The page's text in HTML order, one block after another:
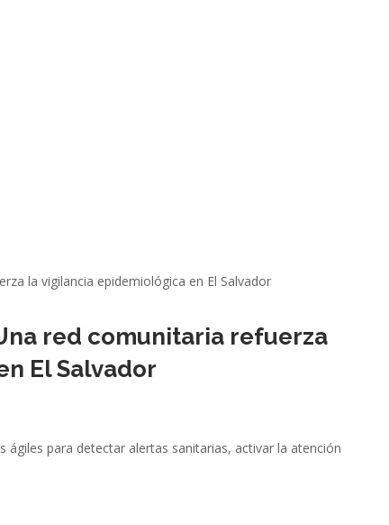
red comunitaria refuerza
El Salvador
para detectar alertas sanitarias, activar la atención